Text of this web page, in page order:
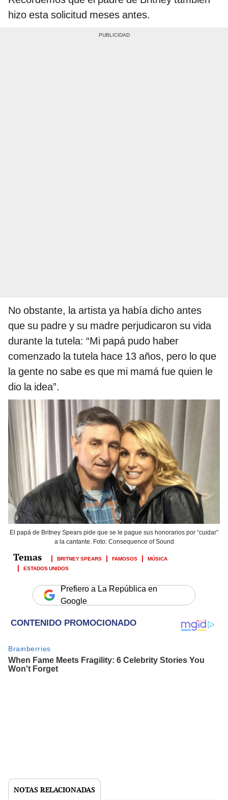
hizo esta solicitud meses antes.
No obstante, la artista ya había dicho antes
que su padre y su madre perjudicaron su vida
durante la tutela: “Mi papá pudo haber
comenzado la tutela hace 13 años, pero lo que
la gente no sabe es que mi mamá fue quien le
dio la idea”.
El papá de Britney Spears pide que se le pague sus honorarios por “cuidar”
a la cantante. Foto: Consequence of Sound
BRITNEY SPEARS FAMOSOS
MÚSICA
ESTADOS UNIDOS
Prefiero a La República en
Google
NOTAS RELACIONADAS